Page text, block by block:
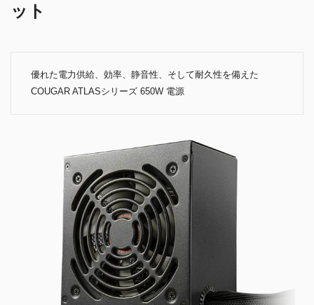
ット
優れた電力供給、効率、静音性、そして耐久性を備えた
COUGAR ATLASシリーズ 650W 電源